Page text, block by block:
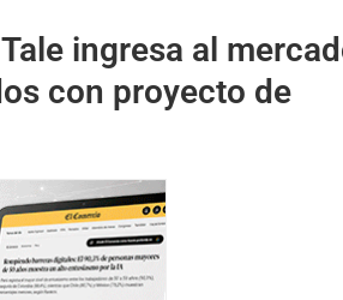
ingresa al
con proyecto de